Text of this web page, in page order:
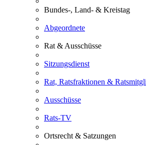
Bundes-, Land- & Kreistag
Abgeordnete
Rat & Ausschüsse
Sitzungsdienst
Rat, Ratsfraktionen &
Ausschüsse
Rats-TV
Ortsrecht & Satzungen